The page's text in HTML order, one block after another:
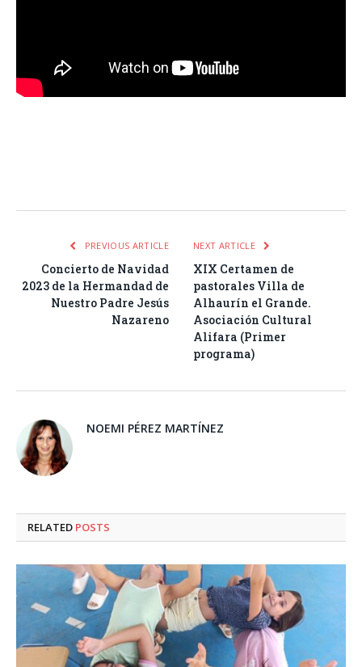
PREVIOUS ARTICLE
Concierto de Navidad
2023 de la Hermandad de
Nuestro Padre Jesús
Nazareno
NEXT ARTICLE
XIX Certamen de
pastorales Villa de
Alhaurín el Grande.
Asociación Cultural
Alifara (Primer
programa)
NOEMI PÉREZ MARTÍNEZ
RELATED POSTS